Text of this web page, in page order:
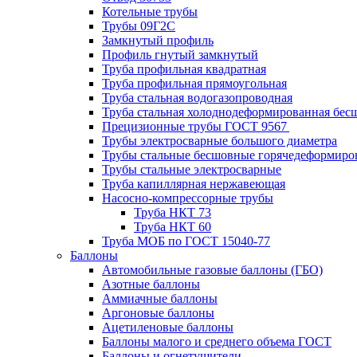
Котельные трубы
Трубы 09Г2С
Замкнутый профиль
Профиль гнутый замкнутый
Труба профильная квадратная
Труба профильная прямоугольная
Труба стальная водогазопроводная
Труба стальная холоднодеформированная
Прецизионные трубы ГОСТ 9567
Трубы электросварные большого диаметра
Трубы стальные бесшовные
Трубы стальные электросварные
Труба капиллярная нержавеющая
Насосно-компрессорные трубы
Труба НКТ 73
Труба НКТ 60
Труба МОБ по ГОСТ 15040-77
Баллоны
Автомобильные газовые баллоны (ГБО)
Азотные баллоны
Аммиачные баллоны
Аргоновые баллоны
Ацетиленовые баллоны
Баллоны малого и среднего объема ГОСТ